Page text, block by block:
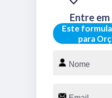
Este
para
Entre